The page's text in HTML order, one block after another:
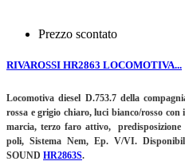
Prezzo scontato
RIVAROSSI HR2863 LOCOMOTIVA...
Locomotiva diesel D.753.7 della
rossa e grigio chiaro, luci bianco/rosso
marcia, terzo faro attivo, predisposizione
poli, Sistema Nem, Ep. V/VI.
SOUND HR2863S.